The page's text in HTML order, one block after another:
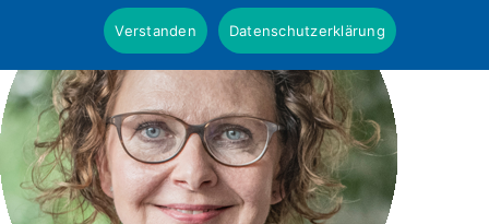
Verstanden Datenschutzerklärung